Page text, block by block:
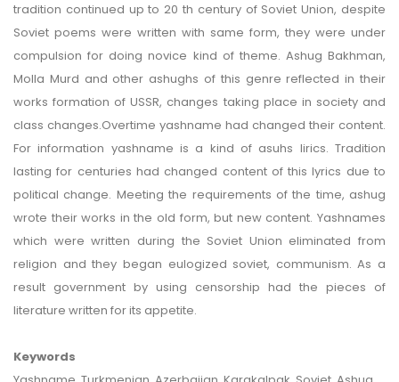
tradition continued up to 20 th century of Soviet Union, despite
Soviet poems were written with same form, they were under
compulsion for doing novice kind of theme. Ashug Bakhman,
Molla Murd and other ashughs of this genre reflected in their
works formation of USSR, changes taking place in society and
class changes.Overtime yashname had changed their content.
For information yashname is a kind of asuhs lirics. Tradition
lasting for centuries had changed content of this lyrics due to
political change. Meeting the requirements of the time, ashug
wrote their works in the old form, but new content. Yashnames
which were written during the Soviet Union eliminated from
religion and they began eulogized soviet, communism. As a
result government by using censorship had the pieces of
literature written for its appetite.
Keywords